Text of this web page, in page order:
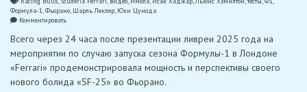
Формула-1,Фьорано, Шарль Леклер, Юки Цунода
Комментироватьon
и
Bulls»
протестировали
новые
машины
Всего через 24 часа после презентации ливреи 2025 года на
мероприятии по случаю запуска сезона Формулы-1 в Лондоне
«Ferrari» продемонстрировала мощность и перспективы своего
нового болида «SF-25» во Фьорано.